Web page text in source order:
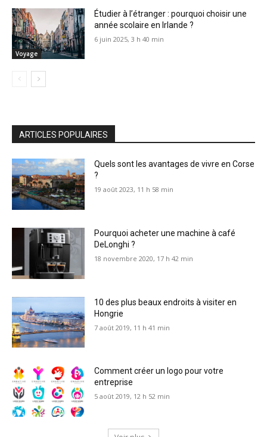
Voyage
Étudier à l’étranger : pourquoi choisir une
année scolaire en Irlande ?
6 juin 2025, 3 h 40 min
ARTICLES POPULAIRES
Quels sont les avantages de vivre en Corse
?
19 août 2023, 11 h 58 min
Pourquoi acheter une machine à café
DeLonghi ?
18 novembre 2020, 17 h 42 min
10 des plus beaux endroits à visiter en
Hongrie
7 août 2019, 11 h 41 min
Comment créer un logo pour votre
entreprise
5 août 2019, 12 h 52 min